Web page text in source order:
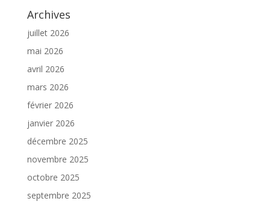
Archives
juillet 2026
mai 2026
avril 2026
mars 2026
février 2026
janvier 2026
décembre 2025
novembre 2025
octobre 2025
septembre 2025